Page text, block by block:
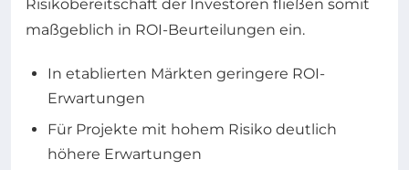
Risikobereitschaft der Investoren fließen somit
maßgeblich in ROI-Beurteilungen ein.
In etablierten Märkten geringere ROI-
Erwartungen
Für Projekte mit hohem Risiko deutlich
höhere Erwartungen